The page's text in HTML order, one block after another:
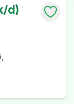
d)